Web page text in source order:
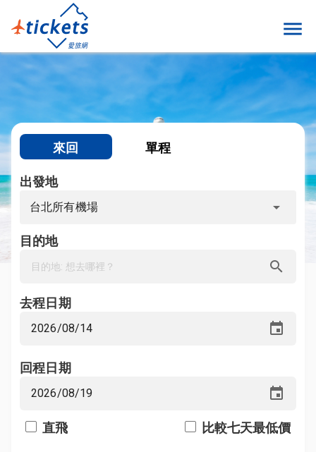
menu
來回 單程
台北所有機場
出發地
arrow_drop_down
目的地
search
去程日期
event
回程日期
event
直飛 比較七天最低價